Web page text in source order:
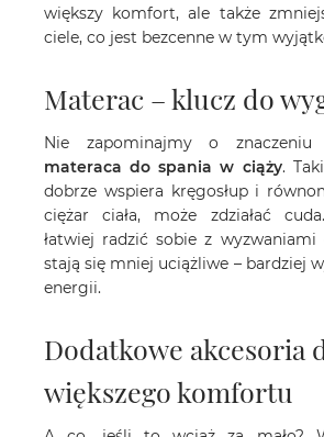
większy komfort, ale także
ciele, co jest bezcenne w tym
Materac – klucz do
Nie zapominajmy o znaczeniu
materaca do spania w ciąży.
dobrze wspiera kręgosłup i
ciężar ciała, może zdziałać
łatwiej radzić sobie z wyzwaniami
stają się mniej uciążliwe – bardziej
energii.
Dodatkowe akcesoria
większego komfortu